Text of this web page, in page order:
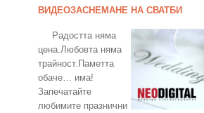
ВИДЕОЗАСНЕМАНЕ НА СВАТБИ
Радостта няма
цена.Любовта няма
трайност.Паметта
обаче… има!
Запечатайте
любимите празнични